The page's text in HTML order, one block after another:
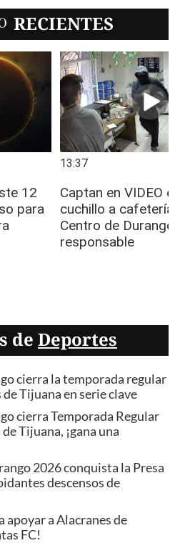
RECIENTES
de Deportes
cierra la temporada regular
Tijuana en serie clave
cierra Temporada Regular
Tijuana, ¡gana una
2026 conquista la Presa
descensos de
apoyar a Alacranes de
FC!